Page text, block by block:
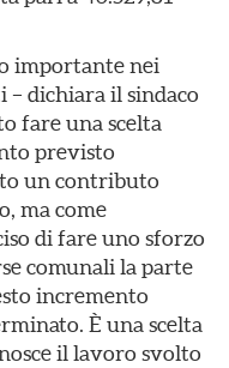
importante nei
dichiara il sindaco
fare una scelta
previsto
un contributo
ma come
di fare uno sforzo
comunali la parte
incremento
È una scelta
il lavoro svolto